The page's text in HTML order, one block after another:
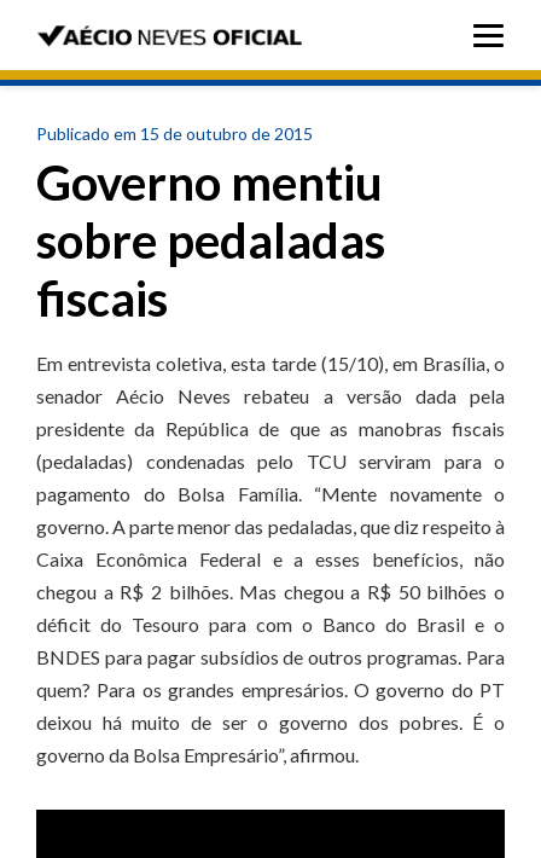
Publicado em 15 de outubro de 2015
Governo mentiu
sobre pedaladas
fiscais
Em entrevista coletiva, esta tarde (15/10), em Brasília, o
senador Aécio Neves rebateu a versão dada pela
presidente da República de que as manobras fiscais
(pedaladas) condenadas pelo TCU serviram para o
pagamento do Bolsa Família. “Mente novamente o
governo. A parte menor das pedaladas, que diz respeito à
Caixa Econômica Federal e a esses benefícios, não
chegou a R$ 2 bilhões. Mas chegou a R$ 50 bilhões o
déficit do Tesouro para com o Banco do Brasil e o
BNDES para pagar subsídios de outros programas. Para
quem? Para os grandes empresários. O governo do PT
deixou há muito de ser o governo dos pobres. É o
governo da Bolsa Empresário”, afirmou.